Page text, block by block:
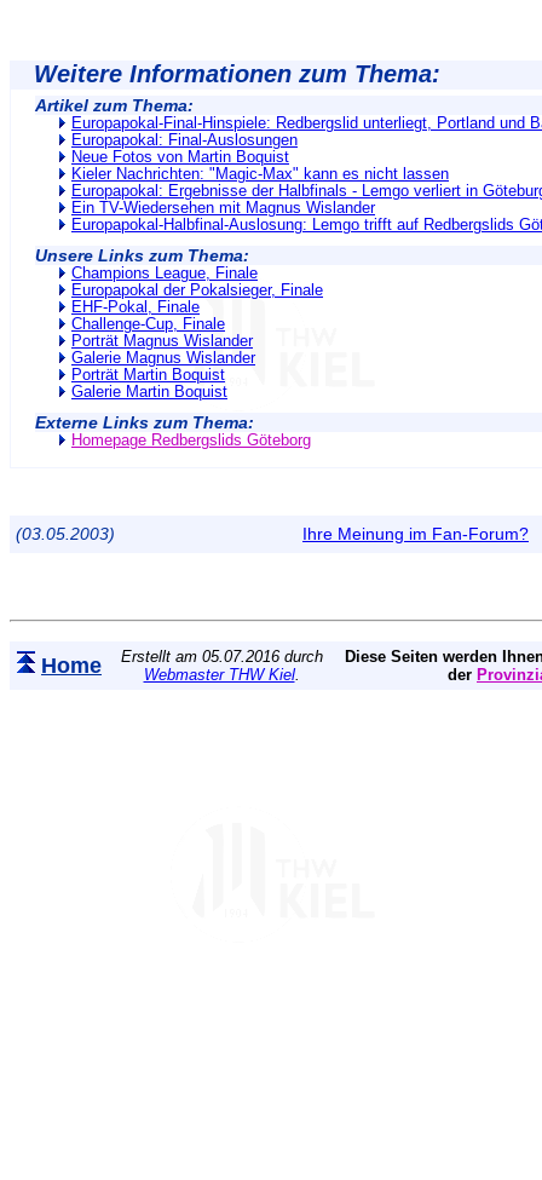
Weitere Informationen zum Thema:
Artikel zum Thema:
Europapokal-Final-Hinspiele: Redbergslid unterliegt, Portland und
Europapokal: Final-Auslosungen
Neue Fotos von Martin Boquist
Kieler Nachrichten: "Magic-Max" kann es nicht lassen
Europapokal: Ergebnisse der Halbfinals - Lemgo verliert in
Ein TV-Wiedersehen mit Magnus Wislander
Europapokal-Halbfinal-Auslosung: Lemgo trifft auf Redbergslids
Unsere Links zum Thema:
Champions League, Finale
Europapokal der Pokalsieger, Finale
EHF-Pokal, Finale
Challenge-Cup, Finale
Porträt Magnus Wislander
Galerie Magnus Wislander
Porträt Martin Boquist
Galerie Martin Boquist
Externe Links zum Thema:
Homepage Redbergslids Göteborg
(03.05.2003) Ihre Meinung im Fan-Forum?
Home
Erstellt am 05.07.2016 durch
Webmaster THW Kiel.
Diese Seiten werden
der